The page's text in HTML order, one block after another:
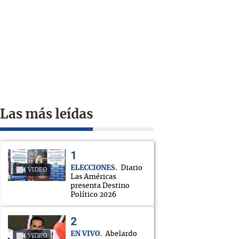
Las más leídas
VIDEO ELECCIONES
Diario
Las Américas
presenta Destino
Político 2026
VIDEO EN VIVO
Abelardo